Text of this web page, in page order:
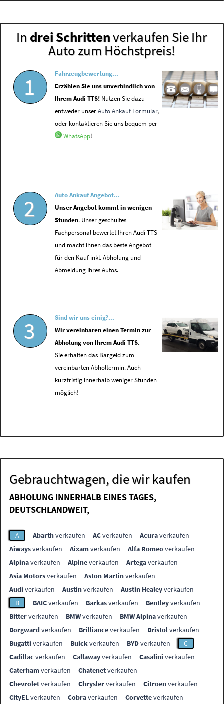
In drei Schrittenverkaufen Sie Ihr
Auto zum Höchstpreis!
1
Fahrzeugbewertung...
Erzählen Sie uns unverbindlich von
Ihrem Audi TTS! Nutzen Sie dazu
entweder unserAuto Ankauf Formular,
oder kontaktieren Sie uns bequem per
WhatsApp!
2
Auto Ankauf Angebot...
Unser Angebot kommt in wenigen
Stunden. Unser geschultes
Fachpersonal bewertet Ihren Audi TTS
und macht ihnen das beste Angebot
für den Kauf inkl. Abholung und
Abmeldung Ihres Autos.
3
Sind wir uns einig?...
Wir vereinbaren einen Termin zur
Abholung von Ihrem Audi TTS.
Sie erhalten das Bargeld zum
vereinbarten Abholtermin. Auch
kurzfristig innerhalb weniger Stunden
möglich!
Gebrauchtwagen, die wir kaufen
ABHOLUNG INNERHALB EINES TAGES,
DEUTSCHLANDWEIT,
A Abarthverkaufen ACverkaufen Acuraverkaufen
Aiwaysverkaufen Aixamverkaufen Alfa Romeoverkaufen
Alpinaverkaufen Alpineverkaufen Artegaverkaufen
Asia Motorsverkaufen Aston Martinverkaufen
Audi verkaufen Austinverkaufen Austin Healeyverkaufen
B
BAICverkaufen Barkasverkaufen Bentleyverkaufen
Bitterverkaufen BMWverkaufen BMW Alpinaverkaufen
Borgwardverkaufen Brillianceverkaufen Bristolverkaufen
Bugatti verkaufen Buickverkaufen BYDverkaufen
C
Cadillac verkaufen Callawayverkaufen Casalini verkaufen
Caterhamverkaufen Chatenetverkaufen
Chevroletverkaufen Chryslerverkaufen Citroenverkaufen
CityELverkaufen Cobraverkaufen Corvetteverkaufen